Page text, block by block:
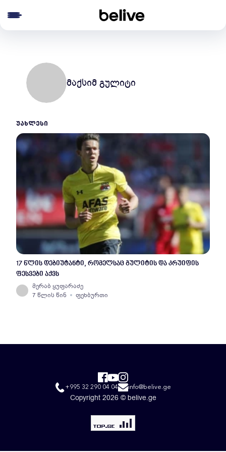
მაქსიმ გულიტი
ᲣᲐᲮᲚᲔᲡᲘ
17 წლის დებიუტანტი, რომელსაც გულიტის და კრუიფის
ფესვები აქვს
მერაბ ყუფარაძე
7 წლის წინ
ფეხბურთი
+995 32 290 04 04 info@belive.ge
Copyright 2026 © belive.ge